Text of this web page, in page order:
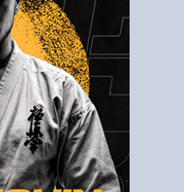
Войти
Напомнить пароль
Регистрация